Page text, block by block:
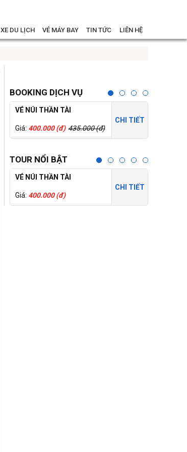
XE DU LỊCH VÉ MÁY BAY TIN TỨC LIÊN HỆ
BOOKING DỊCH VỤ
VÉ NÚI THẦN TÀI
Giá: 400.000 (đ) 435.000 (đ)
CHI TIẾT
TOUR NỔI BẬT
VÉ NÚI THẦN TÀI
Giá: 400.000 (đ)
CHI TIẾT